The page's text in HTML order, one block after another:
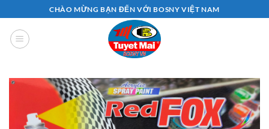
qua
nội
dung
CHÀO MỪNG BẠN ĐẾN VỚI BOSNY VIỆT NAM